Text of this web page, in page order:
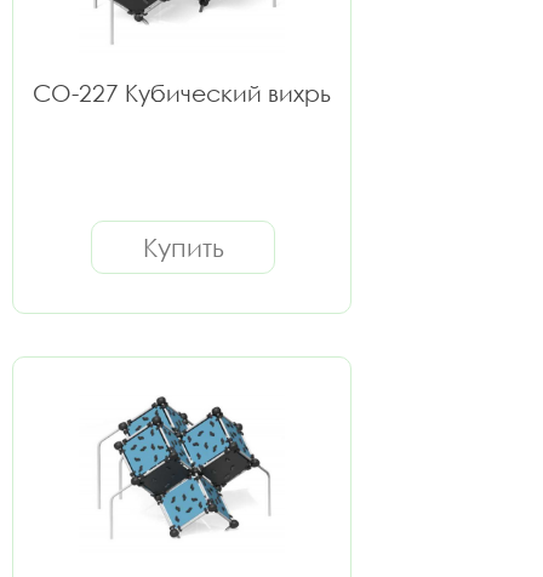
СО-227 Кубический вихрь
Купить